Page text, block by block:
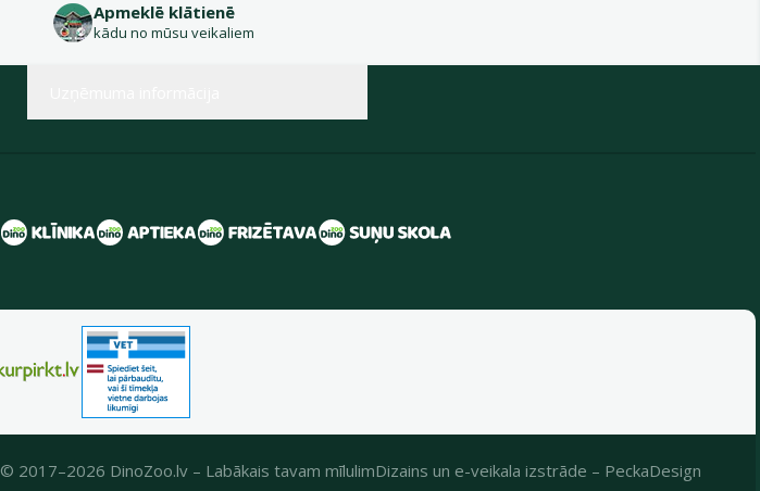
Apmeklē klātienē
kādu no mūsu veikaliem
© 2017–2026 DinoZoo.lv – Labākais tavam mīlulimDizains un e-veikala izstrāde – PeckaDesign